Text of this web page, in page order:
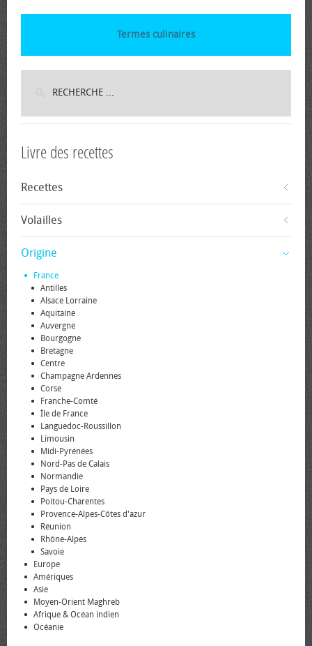
Termes culinaires
Livre des recettes
Recettes
Volailles
Origine
France
Antilles
Alsace Lorraine
Aquitaine
Auvergne
Bourgogne
Bretagne
Centre
Champagne Ardennes
Corse
Franche-Comté
Île de France
Languedoc-Roussillon
Limousin
Midi-Pyrénées
Nord-Pas de Calais
Normandie
Pays de Loire
Poitou-Charentes
Provence-Alpes-Côtes d'azur
Réunion
Rhône-Alpes
Savoie
Europe
Amériques
Asie
Moyen-Orient Maghreb
Afrique & Océan indien
Océanie